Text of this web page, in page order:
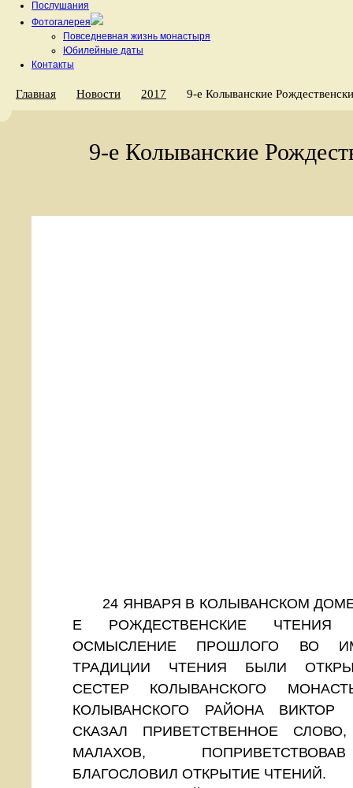
Послушания
Фотогалерея
Повседневная жизнь монастыря
Юбилейные даты
Контакты
Главная Новости 2017 9-е Колыванские
9-е Колыванские
24 ЯНВАРЯ В КОЛЫВАНСКОМ ДОМЕ
Е РОЖДЕСТВЕНСКИЕ ЧТЕНИЯ
ОСМЫСЛЕНИЕ ПРОШЛОГО ВО
ТРАДИЦИИ ЧТЕНИЯ БЫЛИ
СЕСТЕР КОЛЫВАНСКОГО
КОЛЫВАНСКОГО РАЙОНА
СКАЗАЛ ПРИВЕТСТВЕННОЕ
МАЛАХОВ,
БЛАГОСЛОВИЛ ОТКРЫТИЕ ЧТЕНИЙ.